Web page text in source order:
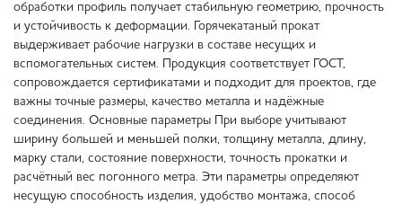
обработки профиль получает стабильную геометрию, прочность
и устойчивость к деформации. Горячекатаный прокат
выдерживает рабочие нагрузки в составе несущих и
вспомогательных систем. Продукция соответствует ГОСТ,
сопровождается сертификатами и подходит для проектов, где
важны точные размеры, качество металла и надёжные
соединения. Основные параметры При выборе учитывают
ширину большей и меньшей полки, толщину металла, длину,
марку стали, состояние поверхности, точность прокатки и
расчётный вес погонного метра. Эти параметры определяют
несущую способность изделия, удобство монтажа, способ